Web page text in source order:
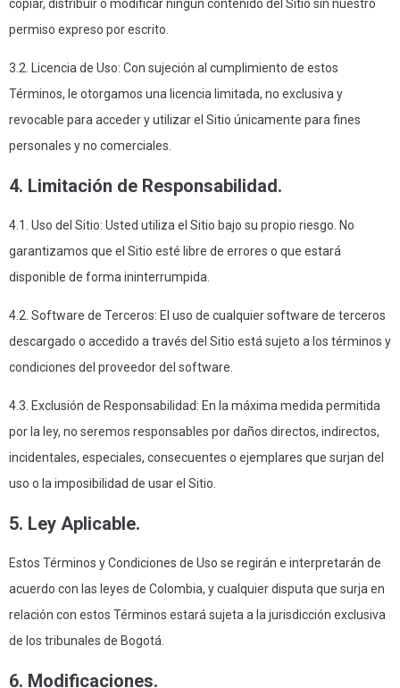
copiar, distribuir o modificar ningún contenido del Sitio sin nuestro
permiso expreso por escrito.
3.2. Licencia de Uso: Con sujeción al cumplimiento de estos
Términos, le otorgamos una licencia limitada, no exclusiva y
revocable para acceder y utilizar el Sitio únicamente para fines
personales y no comerciales.
4. Limitación de Responsabilidad.
4.1. Uso del Sitio: Usted utiliza el Sitio bajo su propio riesgo. No
garantizamos que el Sitio esté libre de errores o que estará
disponible de forma ininterrumpida.
4.2. Software de Terceros: El uso de cualquier software de terceros
descargado o accedido a través del Sitio está sujeto a los términos y
condiciones del proveedor del software.
4.3. Exclusión de Responsabilidad: En la máxima medida permitida
por la ley, no seremos responsables por daños directos, indirectos,
incidentales, especiales, consecuentes o ejemplares que surjan del
uso o la imposibilidad de usar el Sitio.
5. Ley Aplicable.
Estos Términos y Condiciones de Uso se regirán e interpretarán de
acuerdo con las leyes de Colombia, y cualquier disputa que surja en
relación con estos Términos estará sujeta a la jurisdicción exclusiva
de los tribunales de Bogotá.
6. Modificaciones.